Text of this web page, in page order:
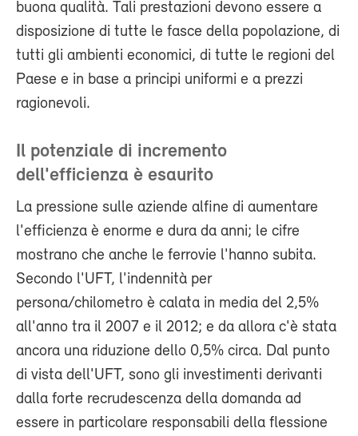
buona qualità. Tali prestazioni devono essere a
disposizione di tutte le fasce della popolazione, di
tutti gli ambienti economici, di tutte le regioni del
Paese e in base a principi uniformi e a prezzi
ragionevoli.
Il potenziale di incremento
dell'efficienza è esaurito
La pressione sulle aziende alfine di aumentare
l'efficienza è enorme e dura da anni; le cifre
mostrano che anche le ferrovie l'hanno subita.
Secondo l'UFT, l'indennità per
persona/chilometro è calata in media del 2,5%
all'anno tra il 2007 e il 2012; e da allora c'è stata
ancora una riduzione dello 0,5% circa. Dal punto
di vista dell'UFT, sono gli investimenti derivanti
dalla forte recrudescenza della domanda ad
essere in particolare responsabili della flessione